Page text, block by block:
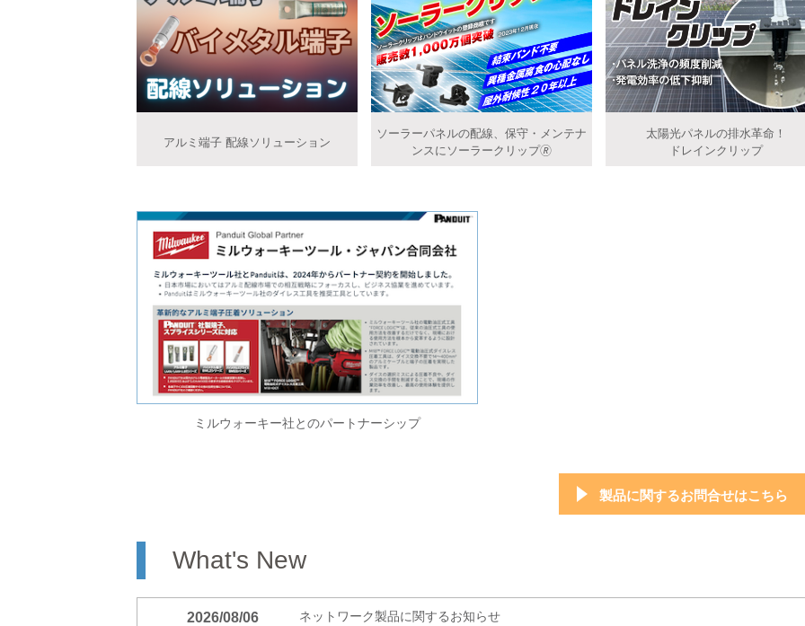
アルミ端子 配線ソリューション
ソーラーパネルの配線、保守・メンテナ
ンスにソーラークリップ🄬
太陽光パネルの排水革命！
ドレインクリップ
ミルウォーキー社とのパートナーシップ
製品に関するお問合せはこちら
What's New
2026/08/06
ネットワーク製品に関するお知らせ